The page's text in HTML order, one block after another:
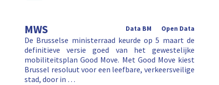
MWS Open Data
Data BM
De Brusselse ministerraad keurde op 5 maart de
definitieve versie goed van het gewestelijke
mobiliteitsplan Good Move. Met Good Move kiest
Brussel resoluut voor een leefbare, verkeersveilige
stad, door in …